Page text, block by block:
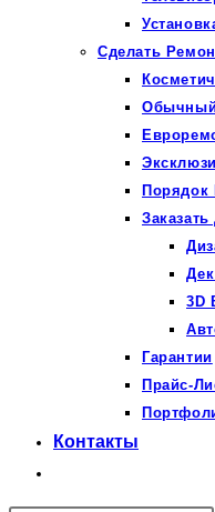
Сделать
Порядок
Заказать
3D
Гарантии
Прайс-
Контакты
поиск